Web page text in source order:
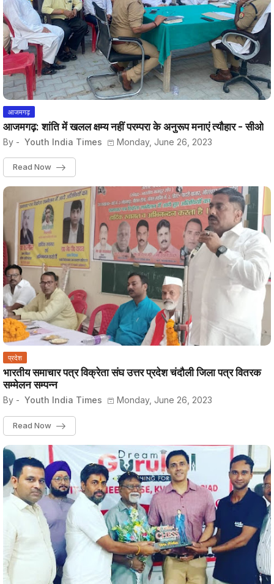
आजमगढ़
आजमगढ़: शांति में खलल क्षम्य नहीं परम्परा के अनुरूप मनाएं त्यौहार - सीओ
By - Youth India Times Monday, June 26, 2023
Read Now
प्रदेश
भारतीय समाचार पत्र विक्रेता संघ उत्तर प्रदेश चंदौली जिला पत्र वितरक
सम्मेलन सम्पन्न
By - Youth India Times Monday, June 26, 2023
Read Now